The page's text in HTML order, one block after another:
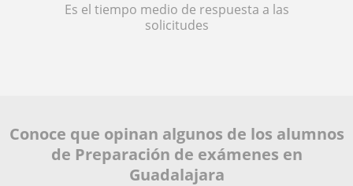
Es el tiempo medio de respuesta a las
solicitudes
Conoce que opinan algunos de los alumnos
de Preparación de exámenes en
Guadalajara